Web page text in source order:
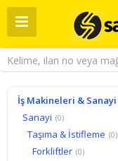
İş Makineleri & Sanayi
Sanayi (0)
Taşıma & İstifleme (0)
Forkliftler (0)